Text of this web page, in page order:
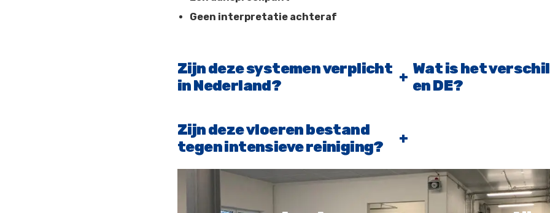
Geen interpretatie achteraf
Zijn deze systemen verplicht
in Nederland?
+ Wat is het
en DE?
Zijn deze vloeren bestand
tegen intensieve reiniging?
+